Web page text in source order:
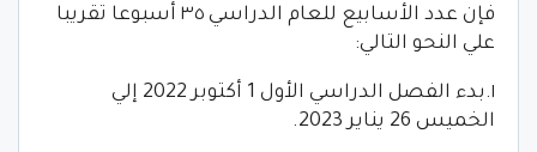
فإن عدد الأسابيع للعام الدراسي ٣٥ أسبوعا تقريبا
علي النحو التالي:
١.بدء الفصل الدراسي الأول 1 أكتوبر 2022 إلي
الخميس 26 يناير 2023.